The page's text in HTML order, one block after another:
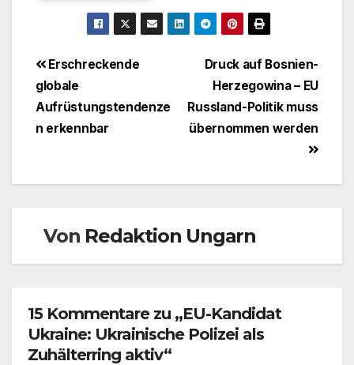
BeitragsnavigationDruck auf Bosnien-
Herzegowina – EU
Russland-Politik muss
übernommen werden
Erschreckende
globale
Aufrüstungstendenze
n erkennbar
Von Redaktion Ungarn
15 Kommentare zu „EU-Kandidat
Ukraine: Ukrainische Polizei als
Zuhälterring aktiv“